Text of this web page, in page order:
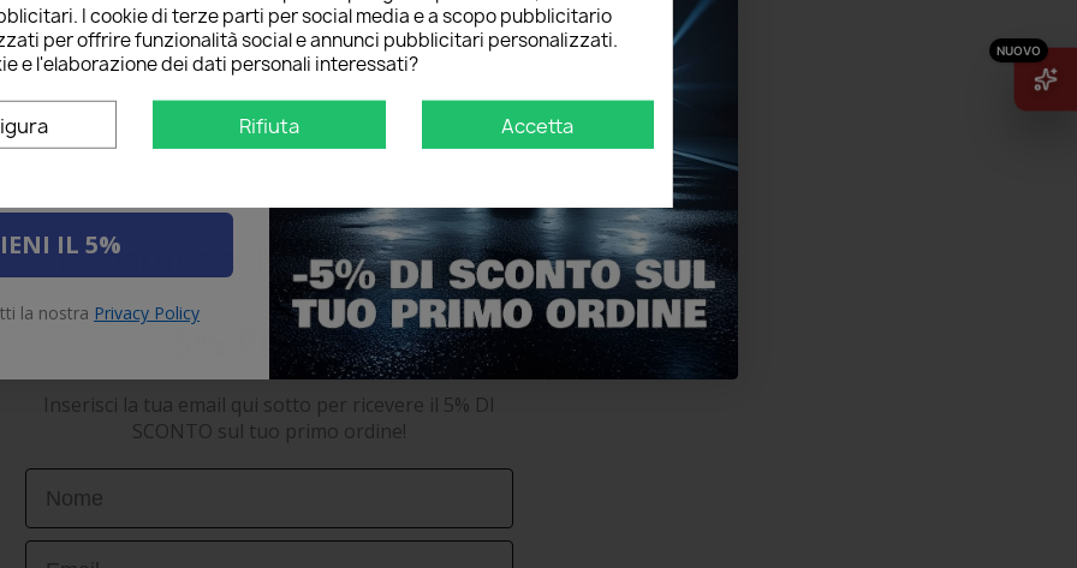
Risparmia sul primo ordine
5% PER TE!
Inserisci la tua email qui sotto per ricevere il 5% DI
SCONTO sul tuo primo ordine!
First Name
Email
I cookie di terze parti per social media e a scopo pubblicitario
per offrire funzionalità social e annunci pubblicitari personalizzati.
e l'elaborazione dei dati personali interessati?
Rifiuta Accetta
sul tuo primo ordine!
IL 5%
la nostra Privacy Policy